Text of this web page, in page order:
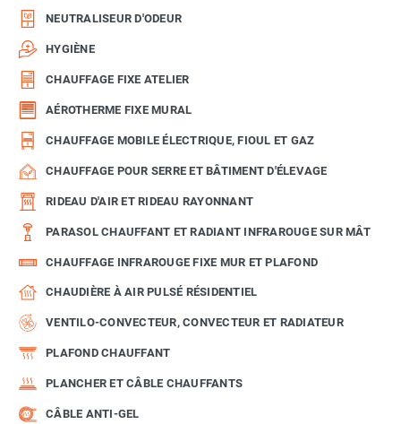
NEUTRALISEUR D'ODEUR
HYGIÈNE
CHAUFFAGE FIXE ATELIER
AÉROTHERME FIXE MURAL
CHAUFFAGE MOBILE ÉLECTRIQUE, FIOUL ET GAZ
CHAUFFAGE POUR SERRE ET BÂTIMENT D'ÉLEVAGE
RIDEAU D'AIR ET RIDEAU RAYONNANT
PARASOL CHAUFFANT ET RADIANT INFRAROUGE SUR MÂT
CHAUFFAGE INFRAROUGE FIXE MUR ET PLAFOND
CHAUDIÈRE À AIR PULSÉ RÉSIDENTIEL
VENTILO-CONVECTEUR, CONVECTEUR ET RADIATEUR
PLAFOND CHAUFFANT
PLANCHER ET CÂBLE CHAUFFANTS
CÂBLE ANTI-GEL